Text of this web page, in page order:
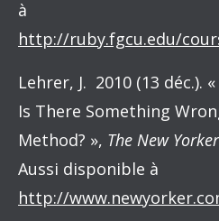
à
http://ruby.fgcu.edu/
Lehrer, J. 2010 (13 déc.).
Is There Something
Method? », The New Yorker
Aussi disponible à
http://